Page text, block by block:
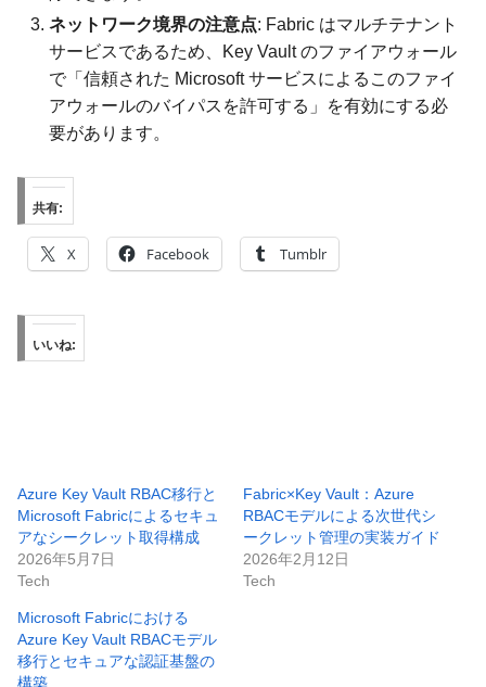
ネットワーク境界の注意点: Fabric はマルチテナント
サービスであるため、Key Vault のファイアウォール
で「信頼された Microsoft サービスによるこのファイ
アウォールのバイパスを許可する」を有効にする必
要があります。
共有:
X Facebook Tumblr
いいね:
Azure Key Vault RBAC移行と
Microsoft Fabricによるセキュ
アなシークレット取得構成
2026年5月7日
Tech
Fabric×Key Vault：Azure
RBACモデルによる次世代シ
ークレット管理の実装ガイド
2026年2月12日
Tech
Microsoft Fabricにおける
Azure Key Vault RBACモデル
移行とセキュアな認証基盤の
構築